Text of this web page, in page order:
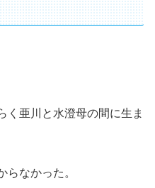
亜川と水澄母の間に生ま
らなかった。